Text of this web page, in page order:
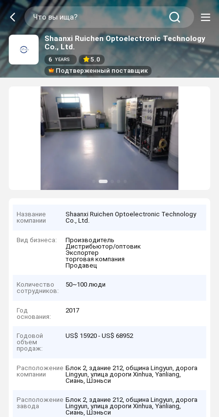
Shaanxi Ruichen Optoelectronic Technology
Co., Ltd.
6 YEARS
5.0
Подтверженный поставщик
Название
компании
Shaanxi Ruichen Optoelectronic Technology
Co., Ltd.
Вид бизнеса:
Производитель
Дистрибьютор/оптовик
Экспортер
торговая компания
Продавец
Количество
сотрудников:
50~100 люди
Год
основания:
2017
Годовой
объем
продаж:
US$ 15920 - US$ 68952
Расположение
компании
Блок 2, здание 212, община Lingyun, дорога
Lingyun, улица дороги Xinhua, Yanliang,
Сиань, Шэньси
Расположение
завода
Блок 2, здание 212, община Lingyun, дорога
Lingyun, улица дороги Xinhua, Yanliang,
Сиань, Шэньси